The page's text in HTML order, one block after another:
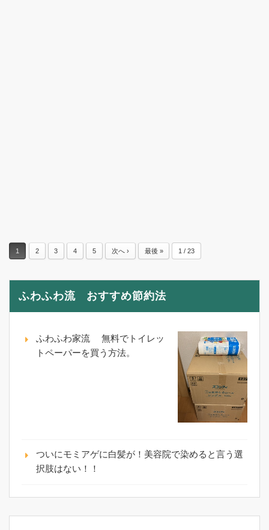
1 2 3 4 5 次へ › 最後 » 1 / 23
ふわふわ流 おすすめ節約法
ふわふわ家流 無料でトイレッ
トペーパーを買う方法。
ついにモミアゲに白髪が！美容院で染めると言う選
択肢はない！！